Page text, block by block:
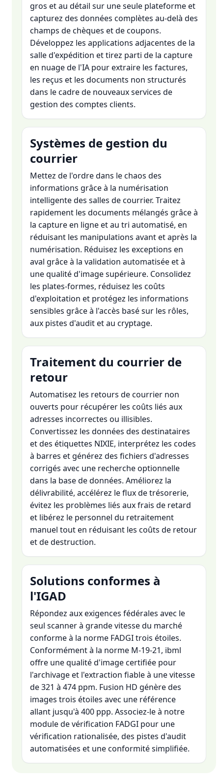
gros et au détail sur une seule plateforme et
capturez des données complètes au-delà des
champs de chèques et de coupons.
Développez les applications adjacentes de la
salle d'expédition et tirez parti de la capture
en nuage de l'IA pour extraire les factures,
les reçus et les documents non structurés
dans le cadre de nouveaux services de
gestion des comptes clients.
Systèmes de gestion du
courrier
Mettez de l'ordre dans le chaos des
informations grâce à la numérisation
intelligente des salles de courrier. Traitez
rapidement les documents mélangés grâce à
la capture en ligne et au tri automatisé, en
réduisant les manipulations avant et après la
numérisation. Réduisez les exceptions en
aval grâce à la validation automatisée et à
une qualité d'image supérieure. Consolidez
les plates-formes, réduisez les coûts
d'exploitation et protégez les informations
sensibles grâce à l'accès basé sur les rôles,
aux pistes d'audit et au cryptage.
Traitement du courrier de
retour
Automatisez les retours de courrier non
ouverts pour récupérer les coûts liés aux
adresses incorrectes ou illisibles.
Convertissez les données des destinataires
et des étiquettes NIXIE, interprétez les codes
à barres et générez des fichiers d'adresses
corrigés avec une recherche optionnelle
dans la base de données. Améliorez la
délivrabilité, accélérez le flux de trésorerie,
évitez les problèmes liés aux frais de retard
et libérez le personnel du retraitement
manuel tout en réduisant les coûts de retour
et de destruction.
Solutions conformes à
l'IGAD
Répondez aux exigences fédérales avec le
seul scanner à grande vitesse du marché
conforme à la norme FADGI trois étoiles.
Conformément à la norme M-19-21, ibml
offre une qualité d'image certifiée pour
l'archivage et l'extraction fiable à une vitesse
de 321 à 474 ppm. Fusion HD génère des
images trois étoiles avec une référence
allant jusqu'à 400 ppp. Associez-le à notre
module de vérification FADGI pour une
vérification rationalisée, des pistes d'audit
automatisées et une conformité simplifiée.